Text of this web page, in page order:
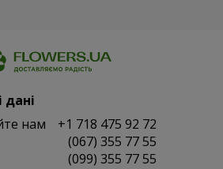
дані
нам
+1 718 475 92 72
(067) 355 77 55
(099) 355 77 55